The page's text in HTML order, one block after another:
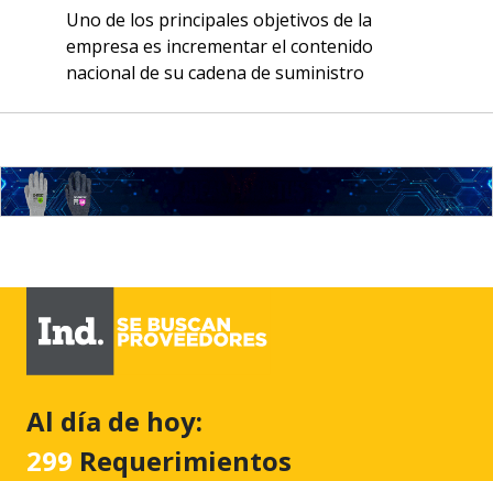
Uno de los principales objetivos de la
empresa es incrementar el contenido
nacional de su cadena de suministro
Al día de hoy:
299 Requerimientos